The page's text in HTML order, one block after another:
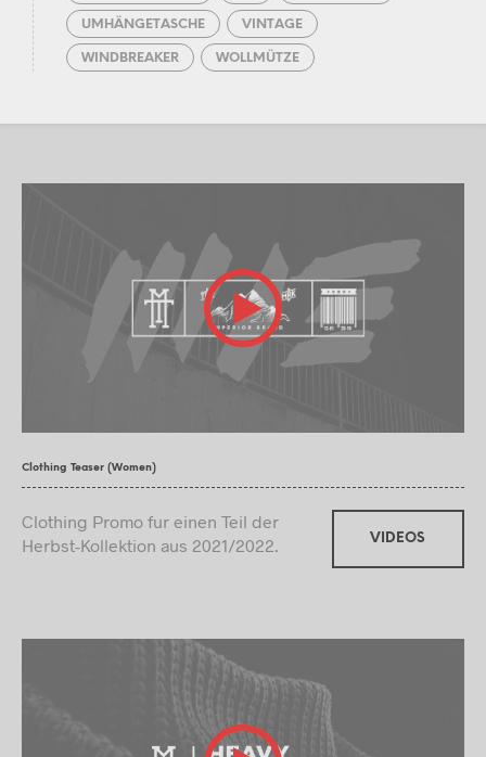
UMHÄNGETASCHE VINTAGE
WINDBREAKER WOLLMÜTZE
Clothing Teaser (Women)
Clothing Promo fur einen Teil der
Herbst-Kollektion aus 2021/2022.
VIDEOS